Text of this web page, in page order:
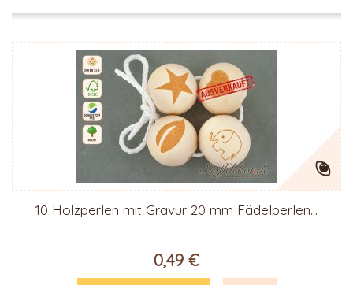
10 Holzperlen mit Gravur 20 mm Fädelperlen...
0,49 €